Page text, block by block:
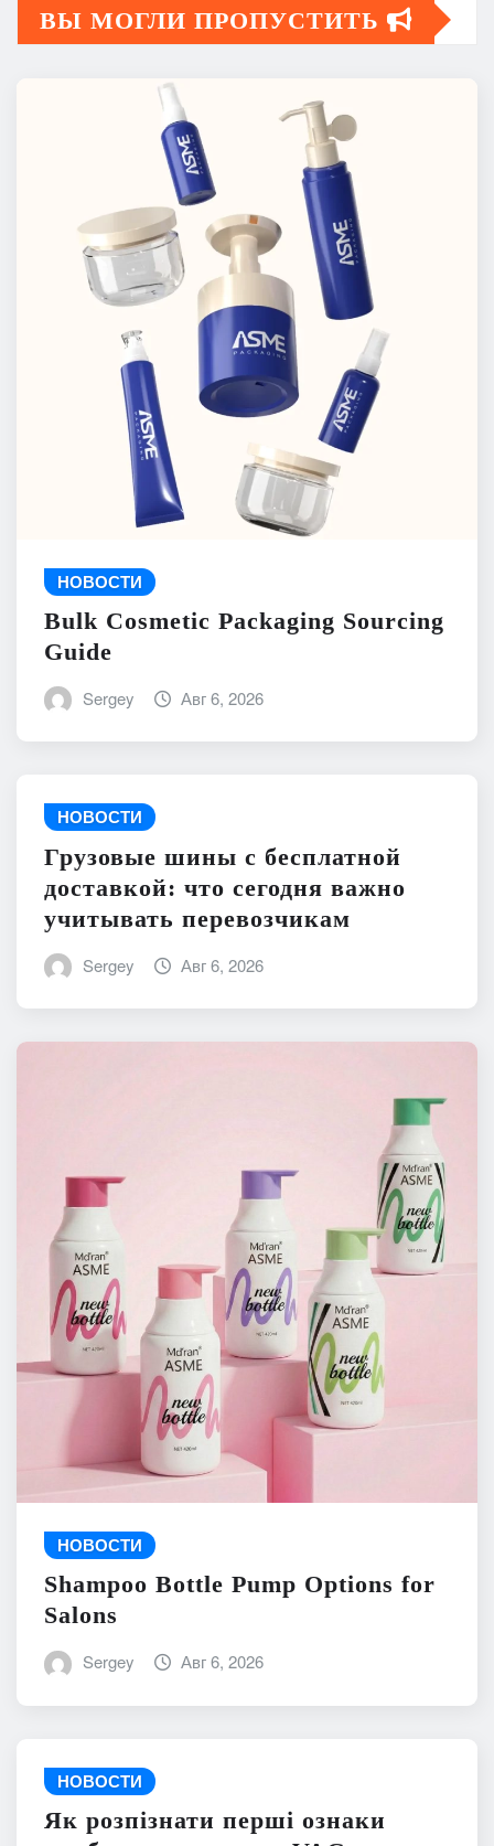
ВЫ МОГЛИ ПРОПУСТИТЬ
НОВОСТИ
Bulk Cosmetic Packaging Sourcing
Guide
Sergey Авг 6, 2026
НОВОСТИ
Грузовые шины с бесплатной
доставкой: что сегодня важно
учитывать перевозчикам
Sergey Авг 6, 2026
НОВОСТИ
Shampoo Bottle Pump Options for
Salons
Sergey Авг 6, 2026
НОВОСТИ
Як розпізнати перші ознаки